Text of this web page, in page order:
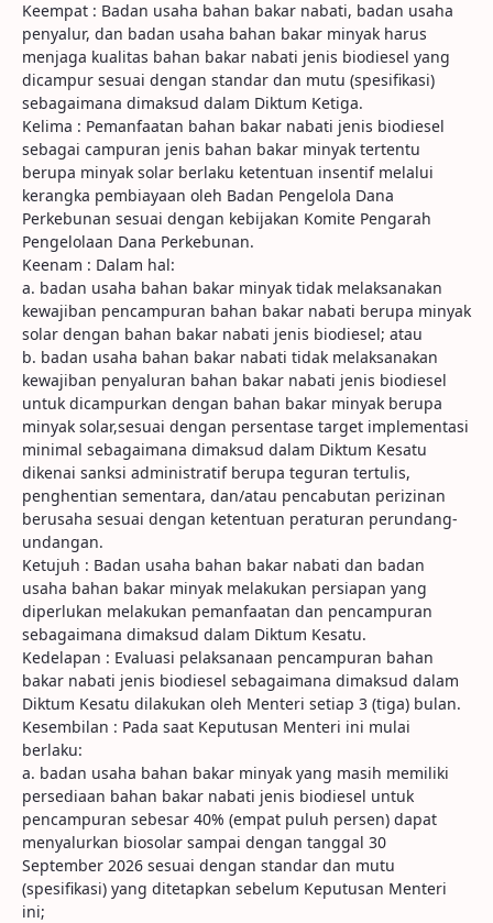
Keempat : Badan usaha bahan bakar nabati, badan usaha
penyalur, dan badan usaha bahan bakar minyak harus
menjaga kualitas bahan bakar nabati jenis biodiesel yang
dicampur sesuai dengan standar dan mutu (spesifikasi)
sebagaimana dimaksud dalam Diktum Ketiga.
Kelima : Pemanfaatan bahan bakar nabati jenis biodiesel
sebagai campuran jenis bahan bakar minyak tertentu
berupa minyak solar berlaku ketentuan insentif melalui
kerangka pembiayaan oleh Badan Pengelola Dana
Perkebunan sesuai dengan kebijakan Komite Pengarah
Pengelolaan Dana Perkebunan.
Keenam : Dalam hal:
a. badan usaha bahan bakar minyak tidak melaksanakan
kewajiban pencampuran bahan bakar nabati berupa minyak
solar dengan bahan bakar nabati jenis biodiesel; atau
b. badan usaha bahan bakar nabati tidak melaksanakan
kewajiban penyaluran bahan bakar nabati jenis biodiesel
untuk dicampurkan dengan bahan bakar minyak berupa
minyak solar,sesuai dengan persentase target implementasi
minimal sebagaimana dimaksud dalam Diktum Kesatu
dikenai sanksi administratif berupa teguran tertulis,
penghentian sementara, dan/atau pencabutan perizinan
berusaha sesuai dengan ketentuan peraturan perundang-
undangan.
Ketujuh : Badan usaha bahan bakar nabati dan badan
usaha bahan bakar minyak melakukan persiapan yang
diperlukan melakukan pemanfaatan dan pencampuran
sebagaimana dimaksud dalam Diktum Kesatu.
Kedelapan : Evaluasi pelaksanaan pencampuran bahan
bakar nabati jenis biodiesel sebagaimana dimaksud dalam
Diktum Kesatu dilakukan oleh Menteri setiap 3 (tiga) bulan.
Kesembilan : Pada saat Keputusan Menteri ini mulai
berlaku:
a. badan usaha bahan bakar minyak yang masih memiliki
persediaan bahan bakar nabati jenis biodiesel untuk
pencampuran sebesar 40% (empat puluh persen) dapat
menyalurkan biosolar sampai dengan tanggal 30
September 2026 sesuai dengan standar dan mutu
(spesifikasi) yang ditetapkan sebelum Keputusan Menteri
ini;